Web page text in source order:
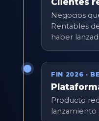
Negocios
Rentables
haber
FIN 2026 ·
Producto
lanzamiento